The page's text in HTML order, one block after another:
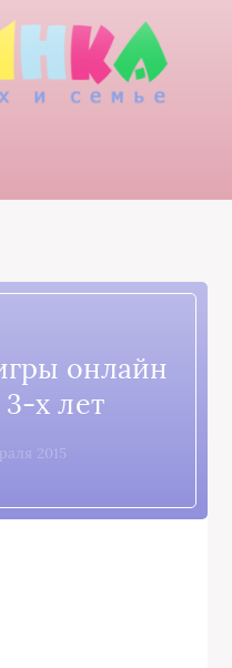
онлайн
х лет
2015